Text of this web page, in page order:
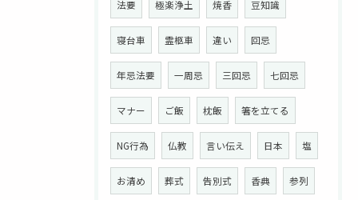
法要 極楽浄土 焼香 豆知識
寝台車 霊柩車 違い 回忌
年忌法要 一周忌 三回忌 七回忌
マナー ご飯 枕飯 箸を立てる
NG行為 仏教 言い伝え 日本 塩
お清め 葬式 告別式 香典 参列